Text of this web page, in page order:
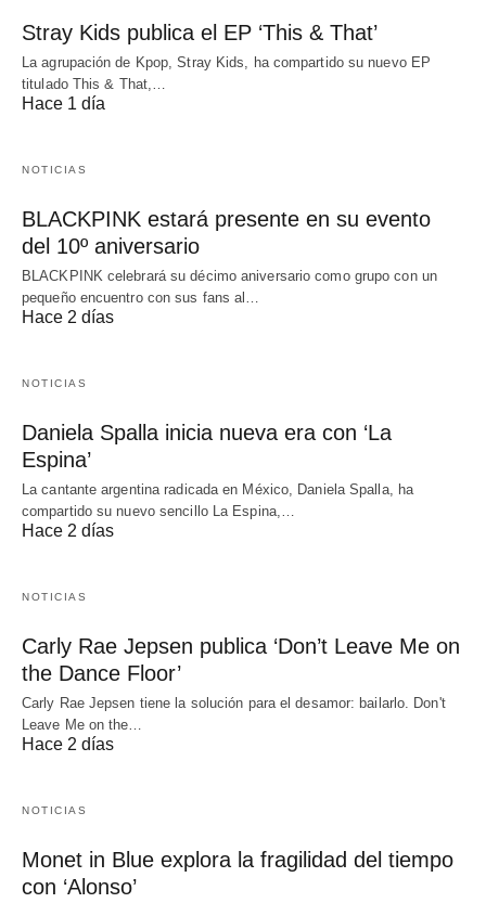
Stray Kids publica el EP ‘This & That’
La agrupación de Kpop, Stray Kids, ha compartido su nuevo EP
titulado This & That,…
Hace 1 día
NOTICIAS
BLACKPINK estará presente en su evento
del 10º aniversario
BLACKPINK celebrará su décimo aniversario como grupo con un
pequeño encuentro con sus fans al…
Hace 2 días
NOTICIAS
Daniela Spalla inicia nueva era con ‘La
Espina’
La cantante argentina radicada en México, Daniela Spalla, ha
compartido su nuevo sencillo La Espina,…
Hace 2 días
NOTICIAS
Carly Rae Jepsen publica ‘Don’t Leave Me on
the Dance Floor’
Carly Rae Jepsen tiene la solución para el desamor: bailarlo. Don't
Leave Me on the…
Hace 2 días
NOTICIAS
Monet in Blue explora la fragilidad del tiempo
con ‘Alonso’